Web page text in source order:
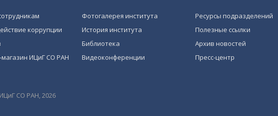
коррупции
ИЦиГ СО РАН
Фотогалерея института
История института
Библиотека
Видеоконференции
Ресурсы подразделений
Полезные ссылки
Архив новостей
Пресс-центр
СО РАН, 2026